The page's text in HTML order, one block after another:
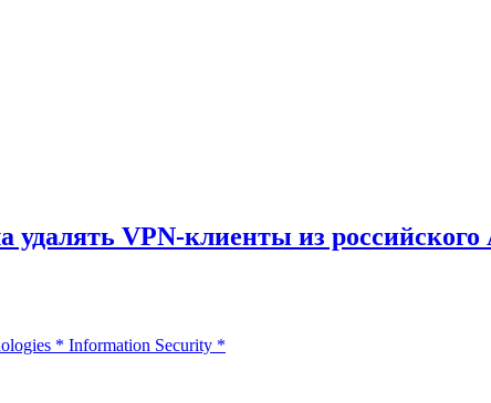
VPN-клиенты из российского
* Information Security *